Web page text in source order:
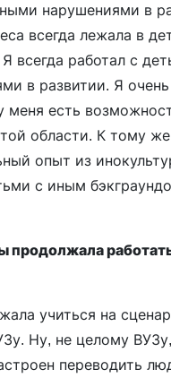
нарушениями в
всегда лежала в
всегда работал с
в развитии. Я
меня есть
области. К тому
опыт из
с иным
продолжала
учиться на
Ну, не целому
переводить